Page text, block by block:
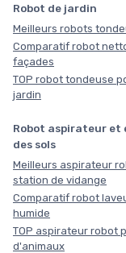
Robot de jardin
Meilleurs robots
Comparatif robot
façades
TOP robot tondeuse
jardin
Robot aspirateur et
des sols
Meilleurs aspirateur
station de vidange
Comparatif robot
humide
TOP aspirateur robot
d'animaux